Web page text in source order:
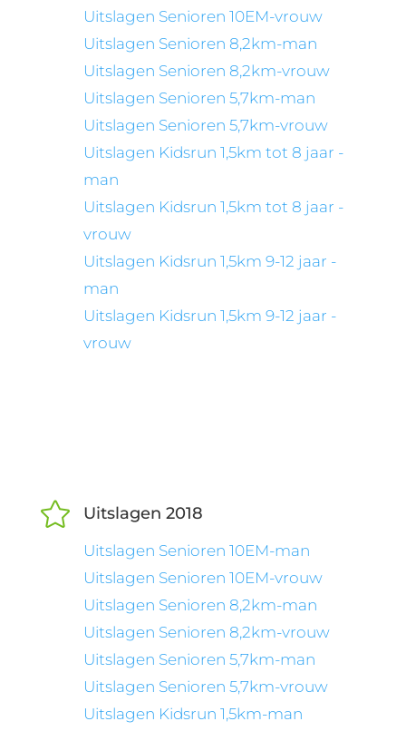
Uitslagen Senioren 10EM-vrouw
Uitslagen Senioren 8,2km-man
Uitslagen Senioren 8,2km-vrouw
Uitslagen Senioren 5,7km-man
Uitslagen Senioren 5,7km-vrouw
Uitslagen Kidsrun 1,5km tot 8 jaar -
man
Uitslagen Kidsrun 1,5km tot 8 jaar -
vrouw
Uitslagen Kidsrun 1,5km 9-12 jaar -
man
Uitslagen Kidsrun 1,5km 9-12 jaar -
vrouw
 Uitslagen 2018
Uitslagen Senioren 10EM-man
Uitslagen Senioren 10EM-vrouw
Uitslagen Senioren 8,2km-man
Uitslagen Senioren 8,2km-vrouw
Uitslagen Senioren 5,7km-man
Uitslagen Senioren 5,7km-vrouw
Uitslagen Kidsrun 1,5km-man